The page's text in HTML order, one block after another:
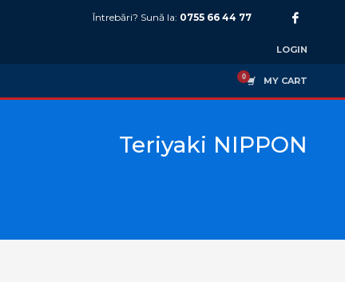
Întrebări? Sună la: 0755 66 44 77
LOGIN
MY CART
Teriyaki NIPPON